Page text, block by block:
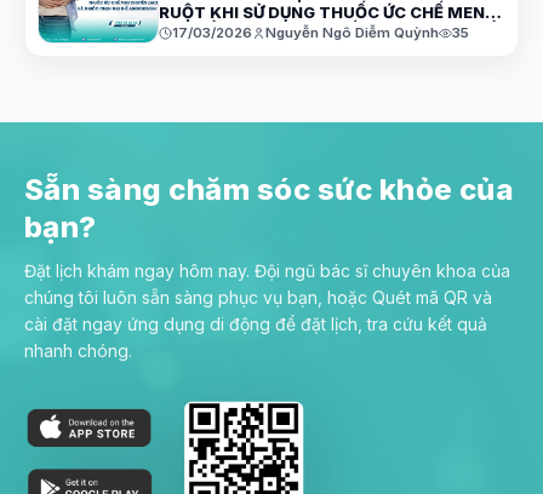
RUỘT KHI SỬ DỤNG THUỐC ỨC CHẾ MEN
CHUYỂN (ACEI) VÀ THUỐC CHẸN THỤ THỂ
17/03/2026 Nguyễn Ngô Diễm Quỳnh 35
Sẵn sàng chăm sóc sức khỏe của
bạn?
Đặt lịch khám ngay hôm nay. Đội ngũ bác sĩ chuyên khoa của
chúng tôi luôn sẵn sàng phục vụ bạn, hoặc Quét mã QR và
cài đặt ngay ứng dụng di động để đặt lịch, tra cứu kết quả
nhanh chóng.